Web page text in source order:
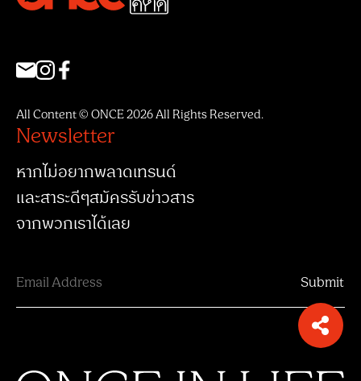
All Content © ONCE 2026 All Rights Reserved.
Newsletter
หากไม่อยากพลาดเทรนด์
และสาระดีๆสมัครรับข่าวสาร
จากพวกเราได้เลย